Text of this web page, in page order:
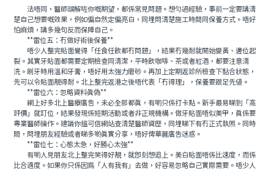
法唔同，醫師誤解咗你嘅期望，都係常見問題。想勻過經驗，事前一定要講清
楚自己想要嘅效果，例如偏自然定偏亮白，同埋問清楚施工時間同保養方式。唔好
怕麻煩，講多幾句反而保障自己。
**雷位五：冇做好術後保養**
唔少人整完貼面覺得「任食任飲都冇問題」，結果冇幾耐就開始變黃、邊位起
裂。其實牙貼面都需要定期檢查同清潔，平時飲咖啡、茶或者紅酒，都要注意清
洗。刷牙時用溫和牙膏，唔好用太強力磨砂。再加上定期返診所檢查下黏合狀態，
先可以令貼面靚得耐。北上整完返港之後唔代表「冇得理」，保養要跟足先值。
**雷位六：忽略資料真偽**
網上好多北上醫療廣告，未必全部都真，有啲只係打卡點。新手最易睇到「高
評價」就訂位，結果發現係短期活動或者非正規機構。做牙貼面唔似美甲，真係要
專業醫師操作。建議你搵可信網站查清楚醫師資歷，同埋睇下有冇正式執照。同時
間，問埋朋友經驗或者睇多啲真實分享，唔好俾華麗廣告迷惑。
**雷位七：心態太急，好勝心太強**
有啲人見朋友北上整完笑得好靚，就即刻想追上。美白貼面唔係比速度，而係
比合適度。如果你只係因為「人有我有」去做，好容易忽略自己實際需要。唔少人